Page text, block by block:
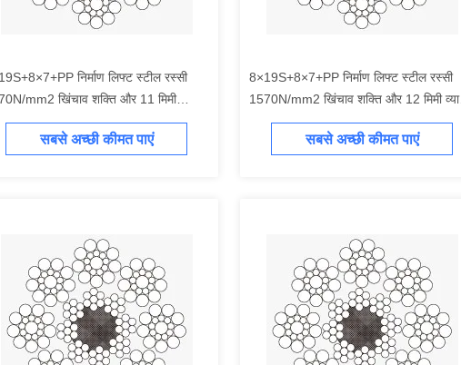
निर्माण लिफ्ट स्टील रस्सी
mm2 खिंचाव शक्ति और 11 मिमी
व्यास के साथ
सबसे अच्छी कीमत पाएं
8×19S+8×7+PP निर्माण लिफ्ट स्टील रस्सी
1570N/mm2 खिंचाव शक्ति और 12 मिमी व्यास
के साथ
सबसे अच्छी कीमत पाएं